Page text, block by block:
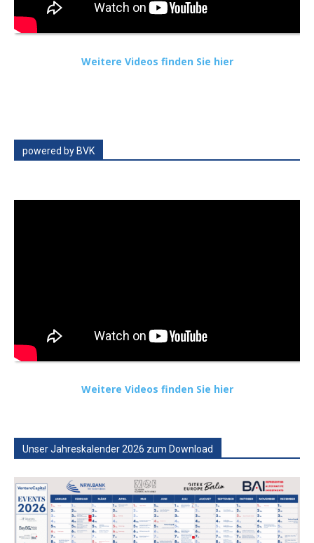
Weitere Videos finden Sie hier
powered by BVK
Weitere Videos finden Sie hier
Unser Jahreskalender 2026 zum Download